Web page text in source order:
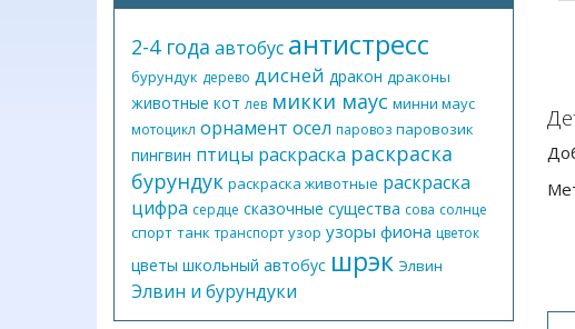
2-4 года автобус антистресс
бурундук дерево дисней дракон драконы
животные кот лев микки маус минни маус
мотоцикл орнамент осел паровоз паровозик
пингвин птицы раскраска раскраска
бурундук раскраска животные раскраска
цифра сердце сказочные существа сова солнце
спорт танк транспорт узор узоры фиона цветок
цветы школьный автобус шрэк Элвин
Элвин и бурундуки